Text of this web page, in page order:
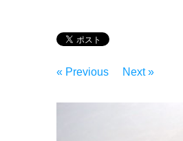
« Previous Next »